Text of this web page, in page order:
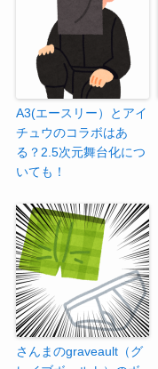
A3(エースリー）とアイ
チュウのコラボはあ
る？2.5次元舞台化につ
いても！
さんまのgraveault（グ